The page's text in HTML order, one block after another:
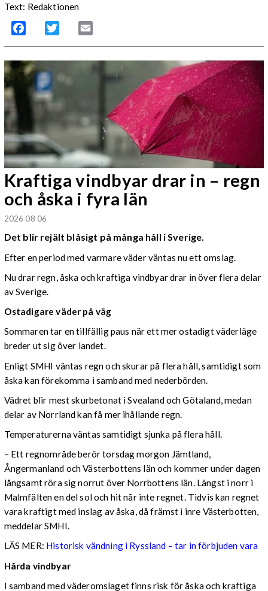
Text: Redaktionen
Facebook Twitter
Kraftiga vindbyar drar in – regn
och åska i fyra län
2026 08 06
Det blir rejält blåsigt på många håll i Sverige.
Efter en period med varmare väder väntas nu ett omslag.
Nu drar regn, åska och kraftiga vindbyar drar in över flera delar
av Sverige.
Ostadigare väder på väg
Sommaren tar en tillfällig paus när ett mer ostadigt väderläge
breder ut sig över landet.
Enligt SMHI väntas regn och skurar på flera håll, samtidigt som
åska kan förekomma i samband med nederbörden.
Vädret blir mest skurbetonat i Svealand och Götaland, medan
delar av Norrland kan få mer ihållande regn.
Temperaturerna väntas samtidigt sjunka på flera håll.
– Ett regnområde berör torsdag morgon Jämtland,
Ångermanland och Västerbottens län och kommer under dagen
långsamt röra sig norrut över Norrbottens län. Längst i norr i
Malmfälten en del sol och hit når inte regnet. Tidvis kan regnet
vara kraftigt med inslag av åska, då främst i inre Västerbotten,
meddelar SMHI.
LÄS MER: Historisk vändning i Ryssland – tar in förbjuden vara
Hårda vindbyar
I samband med väderomslaget finns risk för åska och kraftiga